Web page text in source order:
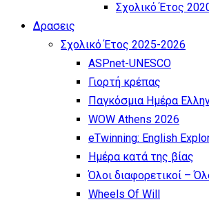
Σχολικό Έτος
Δρασεις
Σχολικό Έτος 2025-2026
ASPnet-UNESCO
Γιορτή κρέπας
Παγκόσμια Ημέρα
WOW Athens 2026
eTwinning: English
Ημέρα κατά της βίας
Όλοι διαφορετικοί –
Wheels Of Will